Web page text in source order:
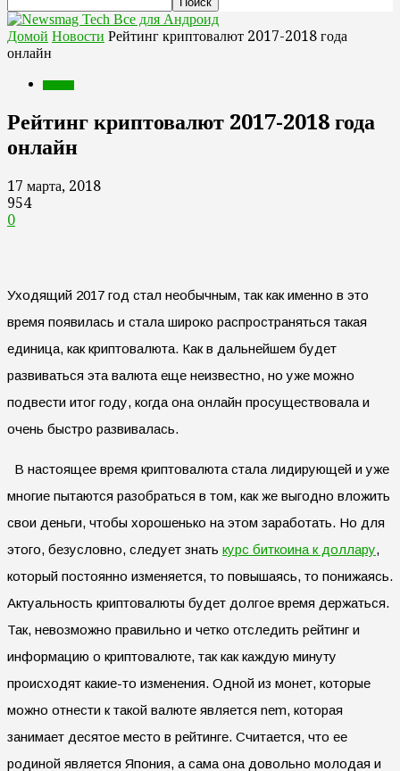
Все для Андроид
Домой Новости Рейтинг криптовалют 2017-2018 года
онлайн
Рейтинг криптовалют 2017-2018 года
онлайн
17 марта, 2018
954
0
Уходящий 2017 год стал необычным, так как именно в это
время появилась и стала широко распространяться такая
единица, как криптовалюта. Как в дальнейшем будет
развиваться эта валюта еще неизвестно, но уже можно
подвести итог году, когда она онлайн просуществовала и
очень быстро развивалась.
В настоящее время криптовалюта стала лидирующей и уже
многие пытаются разобраться в том, как же выгодно вложить
свои деньги, чтобы хорошенько на этом заработать. Но для
этого, безусловно, следует знать курс биткоина к доллару,
который постоянно изменяется, то повышаясь, то понижаясь.
Актуальность криптовалюты будет долгое время держаться.
Так, невозможно правильно и четко отследить рейтинг и
информацию о криптовалюте, так как каждую минуту
происходят какие-то изменения. Одной из монет, которые
можно отнести к такой валюте является nem, которая
занимает десятое место в рейтинге. Считается, что ее
родиной является Япония, а сама она довольно молодая и